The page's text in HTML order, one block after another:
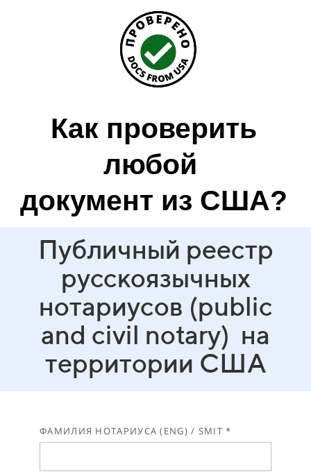
Как проверить
любой
документ из США?
Публичный реестр
русскоязычных
нотариусов (public
and civil notary) на
территории США
ФАМИЛИЯ НОТАРИУСА (ENG) / SMIT *